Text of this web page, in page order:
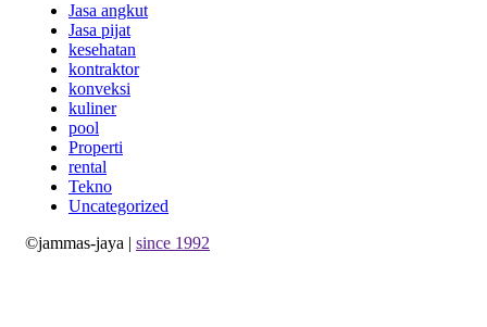
Jasa angkut
Jasa pijat
kesehatan
kontraktor
konveksi
kuliner
pool
Properti
rental
Tekno
Uncategorized
©jammas-jaya | since 1992